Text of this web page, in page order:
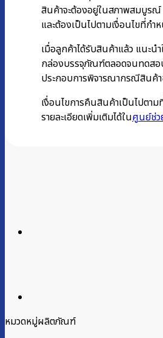
สินค้าจะต้องอยู่ในสภาพสมบูรณ์
และต้องเป็นไปตามเงื่อนไขที่กำ
เมื่อลูกค้าได้รับสินค้าแล้ว แนะน
กล่องบรรจุภัณฑ์ตลอดจนทดสอ
ประกอบการพิจารณากรณีสินค้า
เงื่อนไขการคืนสินค้าเป็นไปตา
รายละเอียดเพิ่มเติมได้ในศูนย์ช่ว
หมวดหมู่ผลิตภัณฑ์